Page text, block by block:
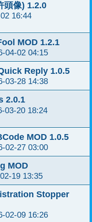
頭像) 1.2.0
16:44
MOD 1.2.1
04-02 04:15
Reply 1.0.5
03-28 14:38
2.0.1
03-20 18:24
MOD 1.0.5
02-27 03:00
MOD
19 13:35
Stopper
02-09 16:26